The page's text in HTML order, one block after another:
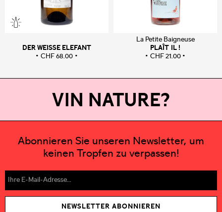
DER WEISSE ELEFANT
CHF68.00
La Petite Baigneuse
PLAÎT IL !
CHF21.00
VIN NATURE?
Abonnieren Sie unseren Newsletter, um
keinen Tropfen zu verpassen!
NEWSLETTER ABONNIEREN